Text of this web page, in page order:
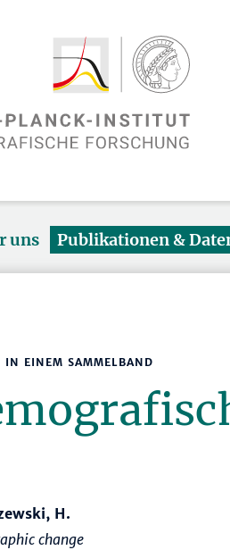
uns Publikationen &
IN EINEM SAMMELBAND
H.
change